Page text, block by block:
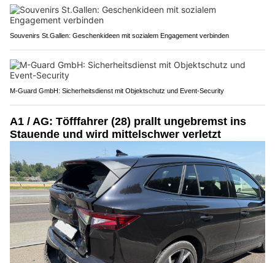
Souvenirs St.Gallen: Geschenkideen mit sozialem Engagement verbinden
M-Guard GmbH: Sicherheitsdienst mit Objektschutz und Event-Security
A1 / AG: Töfffahrer (28) prallt ungebremst ins
Stauende und wird mittelschwer verletzt